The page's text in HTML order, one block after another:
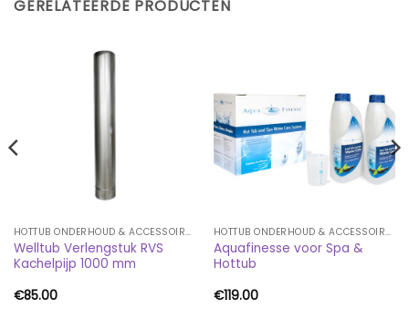
GERELATEERDE PRODUCTEN
HOTTUB ONDERHOUD & ACCESSOIRES
Welltub Verlengstuk RVS
Kachelpijp 1000 mm
€85.00
HOTTUB ONDERHOUD & ACCESSOIRES
Aquafinesse voor Spa &
Hottub
€119.00